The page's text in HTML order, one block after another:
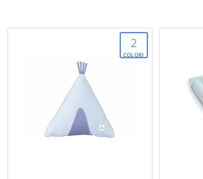
2
COLORI